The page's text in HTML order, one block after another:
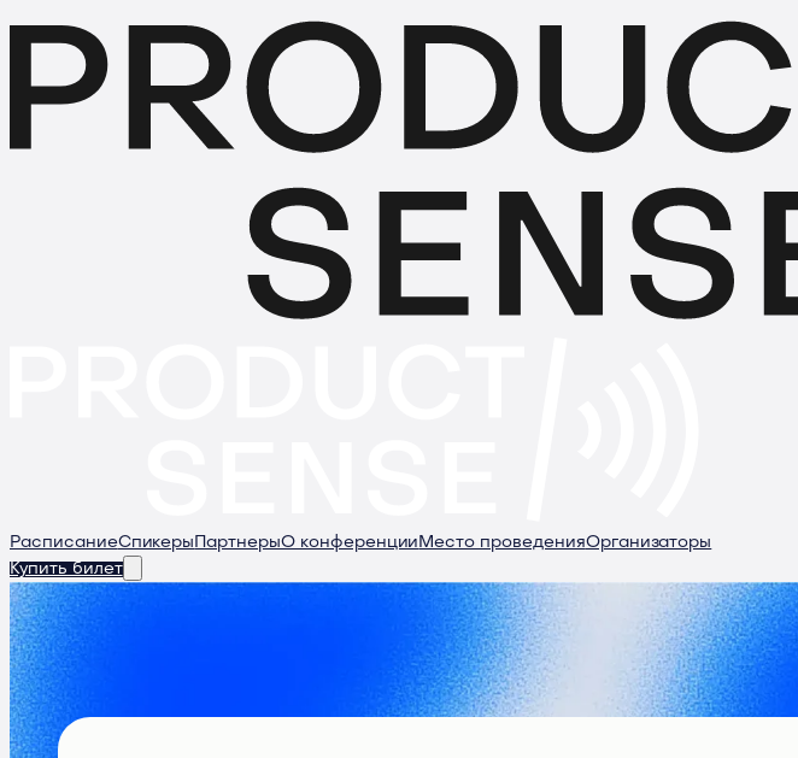
РасписаниеСпикеры ПартнерыО конференции Место проведенияОрганизаторы
Купить билет